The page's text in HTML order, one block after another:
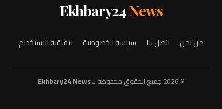
Ekhbary24News
من نحن اتصل بنا سياسة الخصوصية اتفاقية الاستخدام
© 2026 جميع الحقوق محفوظة لـ Ekhbary24 News